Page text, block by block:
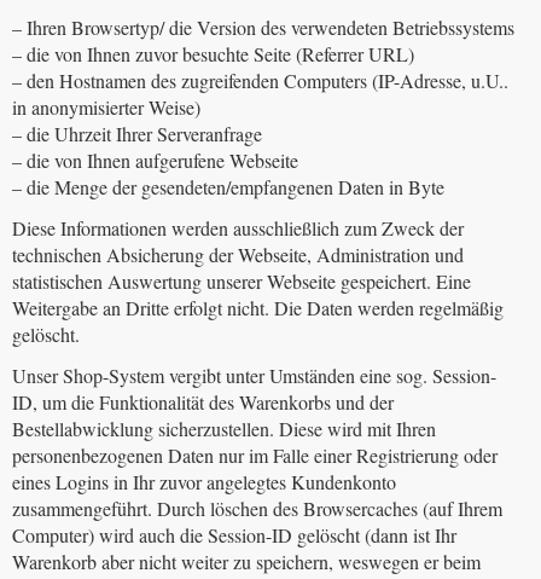
– Ihren Browsertyp/ die Version des verwendeten Betriebssystems
– die von Ihnen zuvor besuchte Seite (Referrer URL)
– den Hostnamen des zugreifenden Computers (IP-Adresse, u.U..
in anonymisierter Weise)
– die Uhrzeit Ihrer Serveranfrage
– die von Ihnen aufgerufene Webseite
– die Menge der gesendeten/empfangenen Daten in Byte
Diese Informationen werden ausschließlich zum Zweck der
technischen Absicherung der Webseite, Administration und
statistischen Auswertung unserer Webseite gespeichert. Eine
Weitergabe an Dritte erfolgt nicht. Die Daten werden regelmäßig
gelöscht.
Unser Shop-System vergibt unter Umständen eine sog. Session-
ID, um die Funktionalität des Warenkorbs und der
Bestellabwicklung sicherzustellen. Diese wird mit Ihren
personenbezogenen Daten nur im Falle einer Registrierung oder
eines Logins in Ihr zuvor angelegtes Kundenkonto
zusammengeführt. Durch löschen des Browsercaches (auf Ihrem
Computer) wird auch die Session-ID gelöscht (dann ist Ihr
Warenkorb aber nicht weiter zu speichern, weswegen er beim